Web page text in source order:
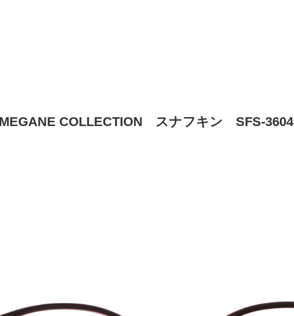
MEGANE COLLECTION スナフキン SFS-3604